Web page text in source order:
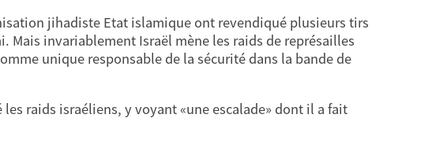
jihadiste Etat islamique ont revendiqué plusieurs tirs
Mais invariablement Israël mène les raids de représailles
unique responsable de la sécurité dans la bande de
raids israéliens, y voyant «une escalade» dont il a fait